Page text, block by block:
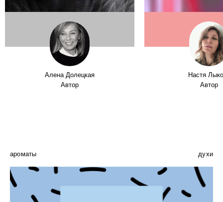
Алена Долецкая
Автор
Настя
Автор
ароматы духи